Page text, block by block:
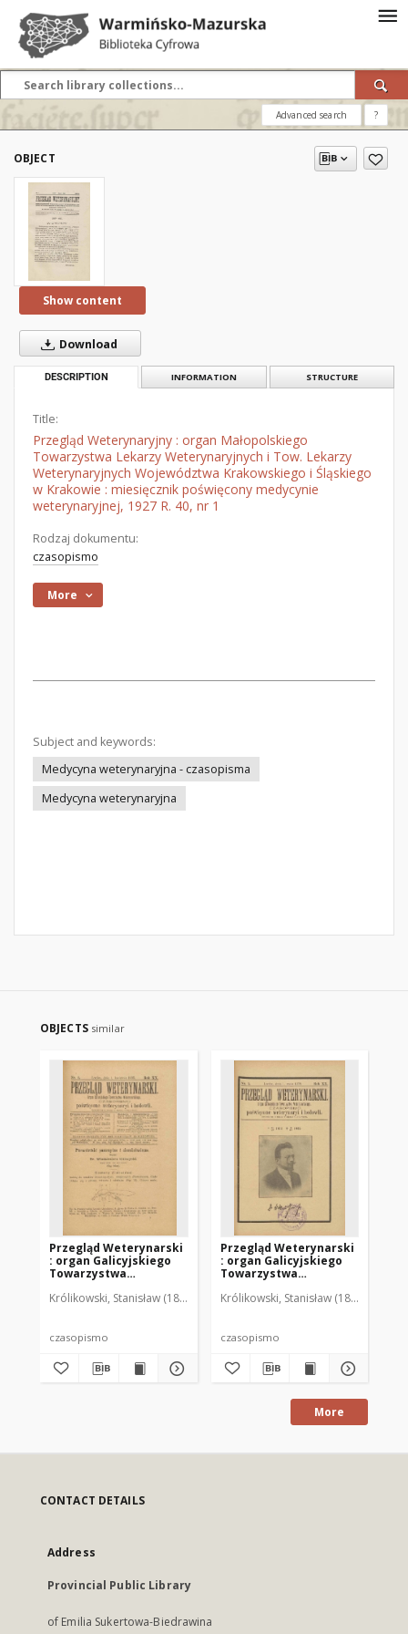
Advanced search ?
OBJECT
Show content
Download
DESCRIPTION INFORMATION STRUCTURE
Title:
Przegląd Weterynaryjny : organ Małopolskiego
Towarzystwa Lekarzy Weterynaryjnych i Tow. Lekarzy
Weterynaryjnych Województwa Krakowskiego i Śląskiego
w Krakowie : miesięcznik poświęcony medycynie
weterynaryjnej, 1927 R. 40, nr 1
Rodzaj dokumentu:
czasopismo
More
Subject and keywords:
Medycyna weterynaryjna - czasopisma
Medycyna weterynaryjna
OBJECTS similar
Przegląd Weterynarski
: organ Galicyjskiego
Towarzystwa
czasopismo
1905 R. 20, nr 4
Królikowski, Stanisław (1853-1924). Red.
czasopismo
Przegląd Weterynarski
: organ Galicyjskiego
Towarzystwa
czasopismo
1905 R. 20, nr 5
Królikowski, Stanisław (1853-1924).
czasopismo
More
CONTACT DETAILS
Address
Provincial Public Library
of Emilia Sukertowa-Biedrawina